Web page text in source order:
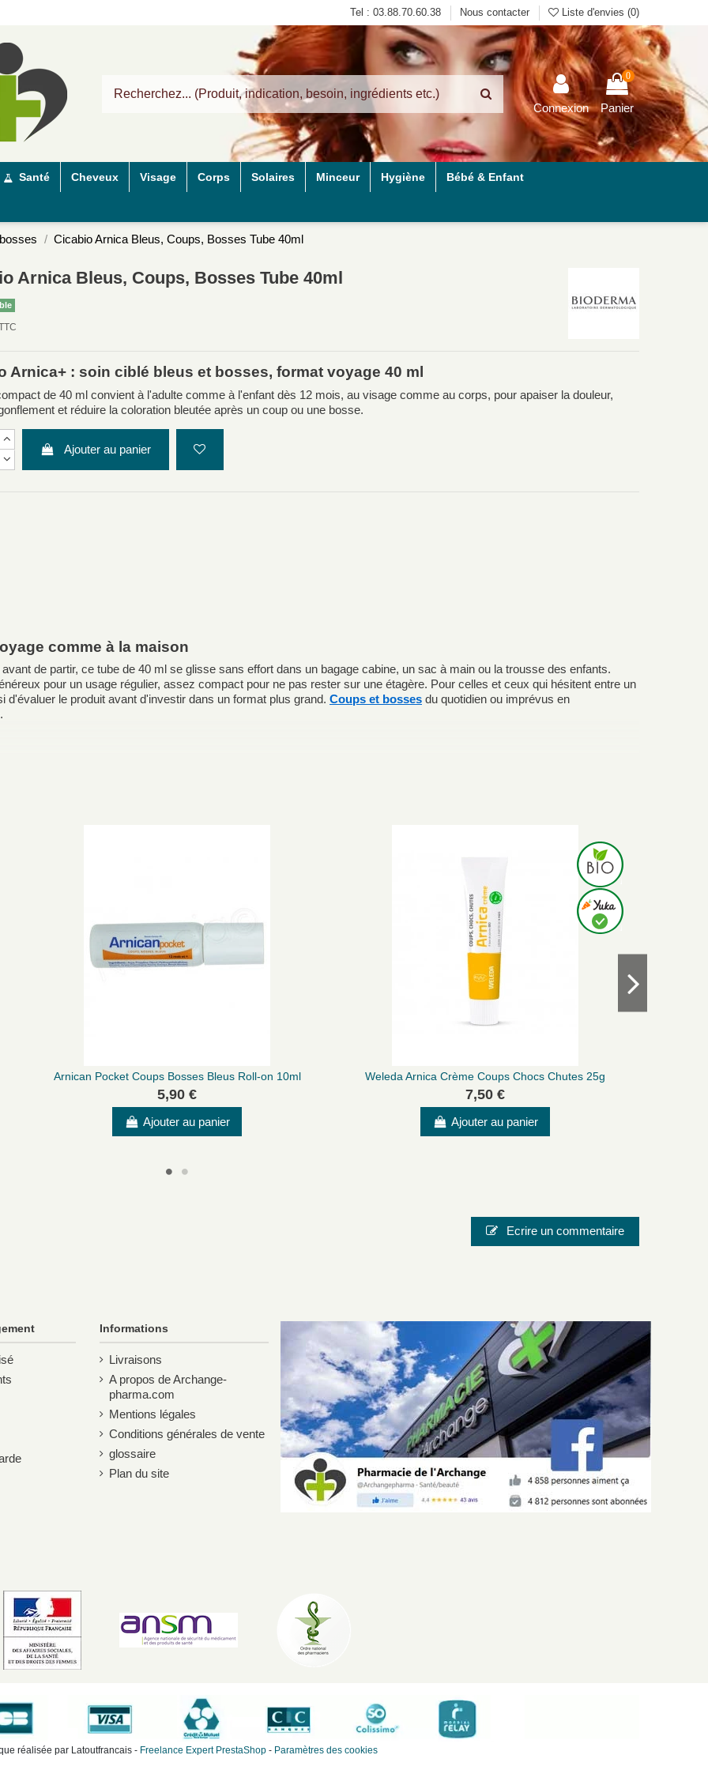
Tel : 03.88.70.60.38 Nous contacter Liste d'envies (0)
Connexion
0
Panier
Santé Cheveux Visage Corps Solaires Minceur Hygiène Bébé & Enfant
Cicabio Arnica Bleus, Coups, Bosses Tube 40ml
Arnica Bleus, Coups, Bosses Tube 40ml
Arnica+ : soin ciblé bleus et bosses, format voyage 40 ml
de 40 ml convient à l'adulte comme à l'enfant dès 12 mois, au visage comme au corps, pour apaiser la douleur,
et réduire la coloration bleutée après un coup ou une bosse.
Ajouter au panier
comme à la maison
de partir, ce tube de 40 ml se glisse sans effort dans un bagage cabine, un sac à main ou la trousse des enfants.
pour un usage régulier, assez compact pour ne pas rester sur une étagère. Pour celles et ceux qui hésitent entre un
le produit avant d'investir dans un format plus grand. Coups et bosses du quotidien ou imprévus en
limite le développement des bactéries,
est à haute tolérance — sans alcool, sans parfum, sans colorant — ce qui la rend adaptée aux peaux irritéeset aux
le coup, et renouveler l'application 1 à 2 fois par jour.
des yeux, ni sur les muqueuses et les plaies ouvertes. Ne pas utiliser chez le nouveau-né ou le nourrisson avant 1 an.
accélère son efficacité : ne pas attendre que le bleu soit bien installé. Ce petit format voyage est aussi pratique à garder
jeunes enfants ou à toute personne qui veut un soin
fiable à emporter en déplacement, sans encombrer
Arnican Pocket Coups Bosses Bleus Roll-on 10ml
5,90 €
Ajouter au panier
Weleda Arnica Crème Coups Chocs Chutes 25g
7,50 €
Ajouter au panier
Ecrire un commentaire
Informations
Livraisons
A propos de Archange-
pharma.com
Mentions légales
Conditions générales de vente
glossaire
Plan du site
réalisée par Latoutfrancais - Freelance Expert PrestaShop - Paramètres des cookies